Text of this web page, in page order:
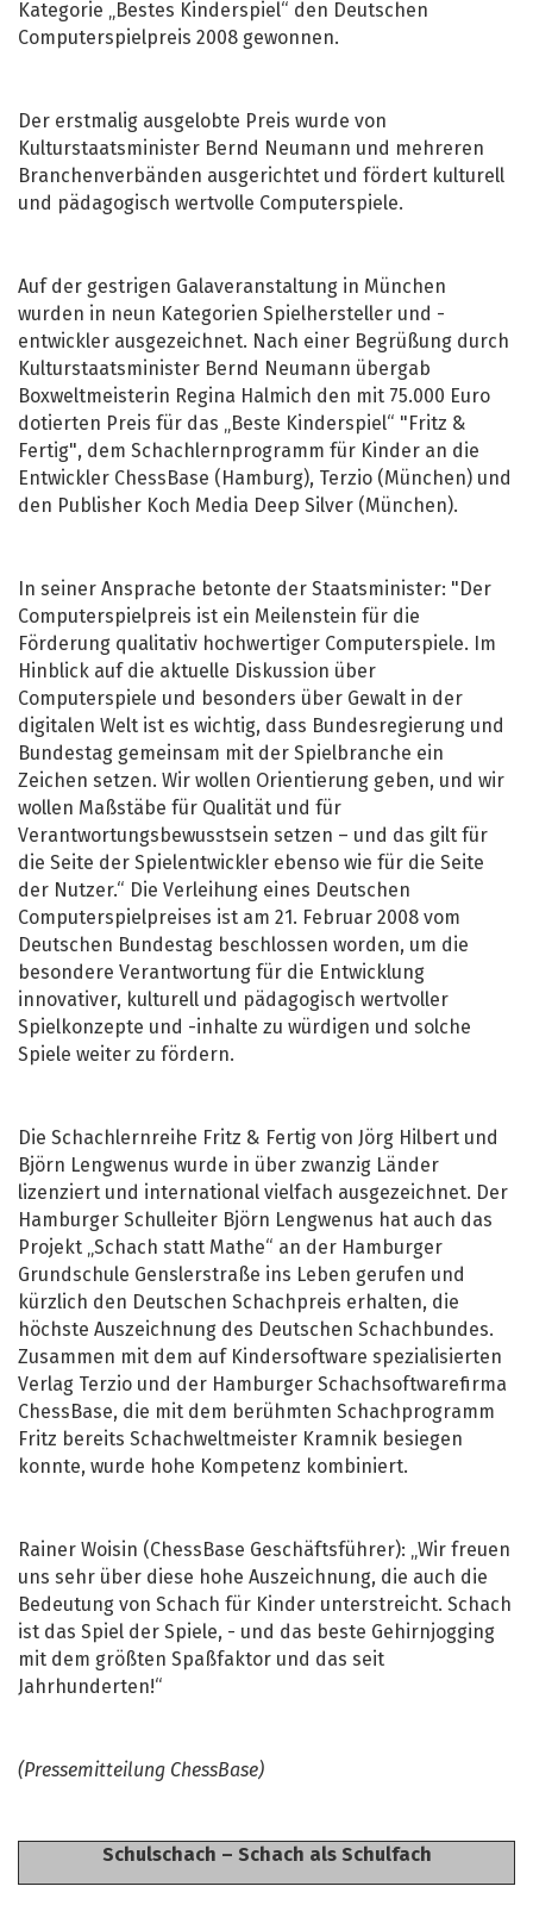
Kategorie „Bestes Kinderspiel“ den Deutschen
Computerspielpreis 2008 gewonnen.
Der erstmalig ausgelobte Preis wurde von
Kulturstaatsminister Bernd Neumann und mehreren
Branchenverbänden ausgerichtet und fördert kulturell
und pädagogisch wertvolle Computerspiele.
Auf der gestrigen Galaveranstaltung in München
wurden in neun Kategorien Spielhersteller und -
entwickler ausgezeichnet. Nach einer Begrüßung durch
Kulturstaatsminister Bernd Neumann übergab
Boxweltmeisterin Regina Halmich den mit 75.000 Euro
dotierten Preis für das „Beste Kinderspiel“ "Fritz &
Fertig", dem Schachlernprogramm für Kinder an die
Entwickler ChessBase (Hamburg), Terzio (München) und
den Publisher Koch Media Deep Silver (München).
In seiner Ansprache betonte der Staatsminister: "Der
Computerspielpreis ist ein Meilenstein für die
Förderung qualitativ hochwertiger Computerspiele. Im
Hinblick auf die aktuelle Diskussion über
Computerspiele und besonders über Gewalt in der
digitalen Welt ist es wichtig, dass Bundesregierung und
Bundestag gemeinsam mit der Spielbranche ein
Zeichen setzen. Wir wollen Orientierung geben, und wir
wollen Maßstäbe für Qualität und für
Verantwortungsbewusstsein setzen – und das gilt für
die Seite der Spielentwickler ebenso wie für die Seite
der Nutzer.“ Die Verleihung eines Deutschen
Computerspielpreises ist am 21. Februar 2008 vom
Deutschen Bundestag beschlossen worden, um die
besondere Verantwortung für die Entwicklung
innovativer, kulturell und pädagogisch wertvoller
Spielkonzepte und -inhalte zu würdigen und solche
Spiele weiter zu fördern.
Die Schachlernreihe Fritz & Fertig von Jörg Hilbert und
Björn Lengwenus wurde in über zwanzig Länder
lizenziert und international vielfach ausgezeichnet. Der
Hamburger Schulleiter Björn Lengwenus hat auch das
Projekt „Schach statt Mathe“ an der Hamburger
Grundschule Genslerstraße ins Leben gerufen und
kürzlich den Deutschen Schachpreis erhalten, die
höchste Auszeichnung des Deutschen Schachbundes.
Zusammen mit dem auf Kindersoftware spezialisierten
Verlag Terzio und der Hamburger Schachsoftwarefirma
ChessBase, die mit dem berühmten Schachprogramm
Fritz bereits Schachweltmeister Kramnik besiegen
konnte, wurde hohe Kompetenz kombiniert.
Rainer Woisin (ChessBase Geschäftsführer): „Wir freuen
uns sehr über diese hohe Auszeichnung, die auch die
Bedeutung von Schach für Kinder unterstreicht. Schach
ist das Spiel der Spiele, - und das beste Gehirnjogging
mit dem größten Spaßfaktor und das seit
Jahrhunderten!“
(Pressemitteilung ChessBase)
Schulschach – Schach als Schulfach